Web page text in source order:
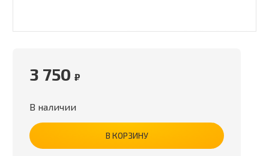
3 750 ₽
В наличии
В КОРЗИНУ